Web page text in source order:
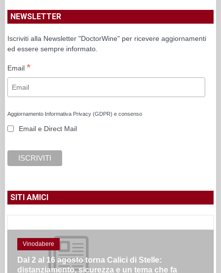
NEWSLETTER
Iscriviti alla Newsletter "DoctorWine" per ricevere aggiornamenti
ed essere sempre informato.
Email *
Aggiornamento Informativa Privacy (GDPR) e consenso
Email e Direct Mail
SITI AMICI
Vinodabere
Dal 2 al 16 agosto torna Calici di Stelle:
distanziamento, sicurezza e un tema che fa